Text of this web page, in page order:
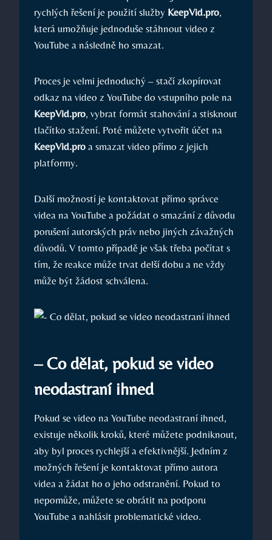
rychlých řešení je použití služby KeepVid.pro,
která umožňuje jednoduše stáhnout video z
YouTube a následně ho smazat.
Proces je velmi jednoduchý – stačí zkopírovat
odkaz na video z YouTube do vstupního pole na
KeepVid.pro, vybrat formát stahování a stisknout
tlačítko stažení. Poté můžete vytvořit účet na
KeepVid.pro a smazat video přímo z jejich
platformy.
Další možností je kontaktovat přímo správce
videa na YouTube a požádat o smazání z důvodu
porušení autorských práv nebo jiných závažných
důvodů. V tomto případě je však třeba počítat s
tím, že reakce může trvat delší dobu a ne vždy
může být žádost schválena.
– Co dělat, pokud se video
neodastraní ihned
Pokud se video na YouTube neodastraní ihned,
existuje několik kroků, které můžete podniknout,
aby byl proces rychlejší a efektivnější. Jedním z
možných řešení je kontaktovat přímo autora
videa a žádat ho o jeho odstranění. Pokud to
nepomůže, můžete se obrátit na podporu
YouTube a nahlásit problematické video.